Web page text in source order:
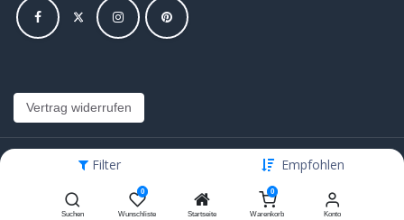
Filter Empfohlen
Suchen
0
Wunschliste Startseite
0
Warenkorb Konto
Vertrag widerrufen
Copyright © Hajus AG - Alle Rechte vorbehalten
Bearbeite Einstellungen